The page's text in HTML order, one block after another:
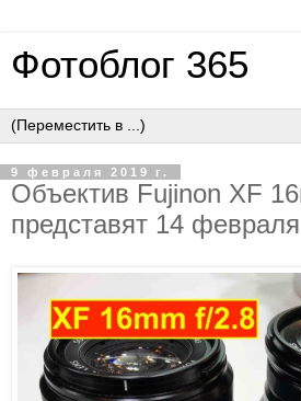
Фотоблог 365
9 февраля 2019 г.
Объектив Fujinon XF
представят 14 февраля